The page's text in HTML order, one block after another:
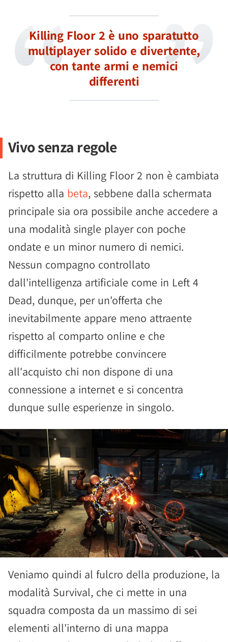
Killing Floor 2 è uno sparatutto
multiplayer solido e divertente,
con tante armi e nemici
differenti
Vivo senza regole
La struttura di Killing Floor 2 non è cambiata
rispetto alla beta, sebbene dalla schermata
principale sia ora possibile anche accedere a
una modalità single player con poche
ondate e un minor numero di nemici.
Nessun compagno controllato
dall'intelligenza artificiale come in Left 4
Dead, dunque, per un'offerta che
inevitabilmente appare meno attraente
rispetto al comparto online e che
difficilmente potrebbe convincere
all'acquisto chi non dispone di una
connessione a internet e si concentra
dunque sulle esperienze in singolo.
Veniamo quindi al fulcro della produzione, la
modalità Survival, che ci mette in una
squadra composta da un massimo di sei
elementi all'interno di una mappa